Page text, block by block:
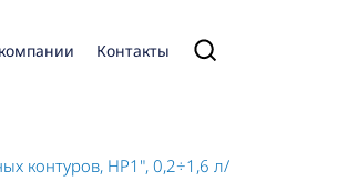
Контакты
контуров, НР1", 0,2÷1,6 л/мин